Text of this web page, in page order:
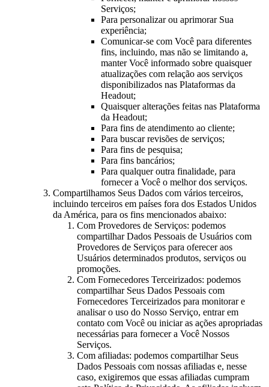
Serviços;
Para personalizar ou aprimorar Sua
experiência;
Comunicar-se com Você para diferentes
fins, incluindo, mas não se limitando a,
manter Você informado sobre quaisquer
atualizações com relação aos serviços
disponibilizados nas Plataformas da
Headout;
Quaisquer alterações feitas nas Plataforma
da Headout;
Para fins de atendimento ao cliente;
Para buscar revisões de serviços;
Para fins de pesquisa;
Para fins bancários;
Para qualquer outra finalidade, para
fornecer a Você o melhor dos serviços.
Compartilhamos Seus Dados com vários terceiros,
incluindo terceiros em países fora dos Estados Unidos
da América, para os fins mencionados abaixo:
Com Provedores de Serviços: podemos
compartilhar Dados Pessoais de Usuários com
Provedores de Serviços para oferecer aos
Usuários determinados produtos, serviços ou
promoções.
Com Fornecedores Terceirizados: podemos
compartilhar Seus Dados Pessoais com
Fornecedores Terceirizados para monitorar e
analisar o uso do Nosso Serviço, entrar em
contato com Você ou iniciar as ações apropriadas
necessárias para fornecer a Você Nossos
Serviços.
Com afiliadas: podemos compartilhar Seus
Dados Pessoais com nossas afiliadas e, nesse
caso, exigiremos que essas afiliadas cumpram